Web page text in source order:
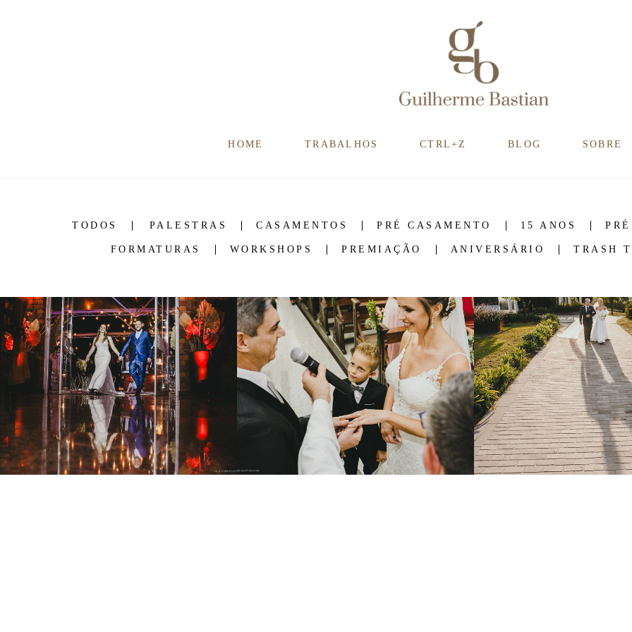
HOME TRABALHOS CTRL+Z BLOG SOBRE
TODOS PALESTRAS CASAMENTOS PRÉ CASAMENTO 15 ANOS
FORMATURAS WORKSHOPS PREMIAÇÃO ANIVERSÁRIO TRASH
1354 2 1379 25 1754